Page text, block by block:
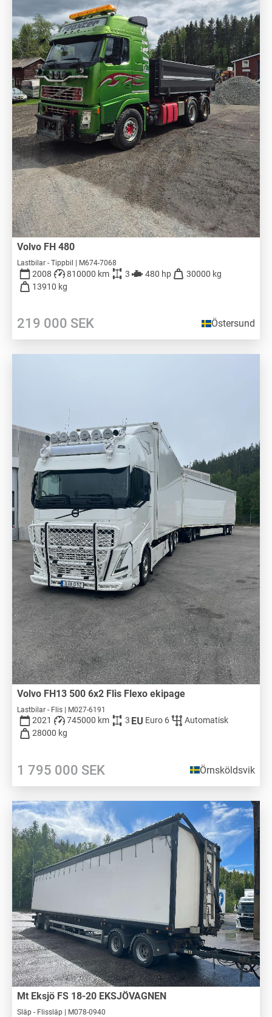
Volvo FH 480
Lastbilar - Tippbil | M674-7068
2008 810000 km 3 480 hp
30000 kg
13910 kg
219 000 SEK Östersund
Volvo FH13 500 6x2 Flis Flexo ekipage
Lastbilar - Flis | M027-6191
2021 745000 km 3 Euro 6
Automatisk
28000 kg
1 795 000 SEK Örnsköldsvik
Mt Eksjö FS 18-20 EKSJÖVAGNEN
Släp - Flissläp | M078-0940